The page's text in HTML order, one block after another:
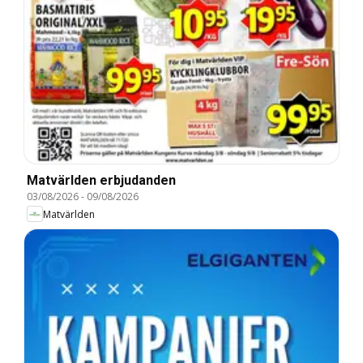
Matvärlden erbjudanden
03/08/2026- 09/08/2026
Matvärlden